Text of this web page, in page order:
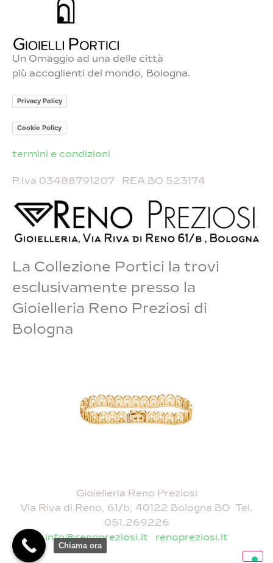
Un Omaggio ad una delle città
più accoglienti del mondo, Bologna.
Privacy Policy
Cookie Policy
termini e condizioni
P.Iva 03488791207 REA BO 523174
La Collezione Portici la trovi
esclusivamente presso la
Gioielleria Reno Preziosi di
Bologna
Gioielleria Reno Preziosi
Via Riva di Reno, 61/b, 40122 Bologna BO Tel.
051.269226
info@renopreziosi.it
renopreziosi.it
Orecchini
Anelli
Collane
Contatti
Chiama ora